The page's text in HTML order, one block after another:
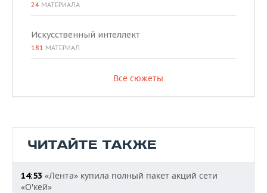
24 МАТЕРИАЛА
Искусственный интеллект
181 МАТЕРИАЛ
Все сюжеты
ЧИТАЙТЕ ТАКЖЕ
14:53 «Лента» купила полный пакет акций сети
«О'кей»